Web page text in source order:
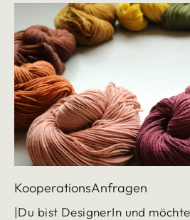
KooperationsAnfragen
|Du bist DesignerIn und